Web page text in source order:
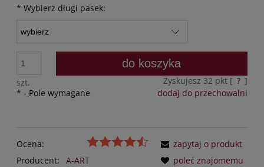
* Wybierz długi pasek:
szt.
do koszyka
Zyskujesz 32 pkt [ ? ]
dodaj do przechowalni
* - Pole wymagane
Ocena:
Producent:
A-ART
zapytaj o produkt
poleć znajomemu